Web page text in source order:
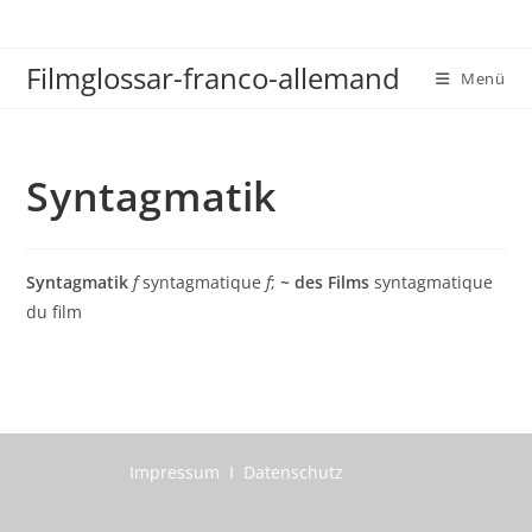
springen
Filmglossar-franco-allemand Menü
Syntagmatik
Syntagmatik fsyntagmatiquef;~ des Films syntagmatique
du film
Impressum I Datenschutz